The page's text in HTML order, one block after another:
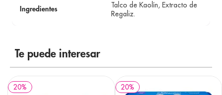
Ingredientes
Talco de Kaolín, Extracto de
Regaliz.
Te puede interesar
20% 20%